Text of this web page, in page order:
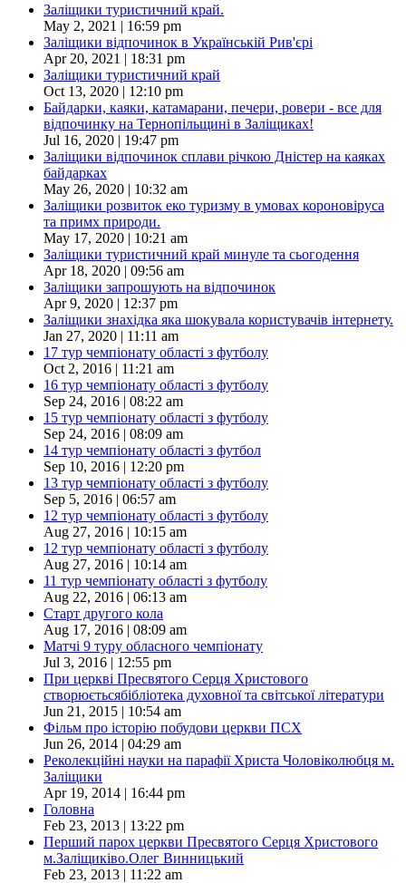
Заліщики туристичний край.
May 2, 2021 | 16:59 pm
Заліщики відпочинок в Українській Рив'єрі
Apr 20, 2021 | 18:31 pm
Заліщики туристичний край
Oct 13, 2020 | 12:10 pm
Байдарки, каяки, катамарани, печери, ровери - все для
відпочинку на Тернопільщині в Заліщиках!
Jul 16, 2020 | 19:47 pm
Заліщики відпочинок сплави річкою Дністер на каяках
байдарках
May 26, 2020 | 10:32 am
Заліщики розвиток еко туризму в умовах короновіруса
та примх природи.
May 17, 2020 | 10:21 am
Заліщики туристичний край минуле та сьогодення
Apr 18, 2020 | 09:56 am
Заліщики запрошують на відпочинок
Apr 9, 2020 | 12:37 pm
Заліщики знахідка яка шокувала користувачів інтернету.
Jan 27, 2020 | 11:11 am
17 тур чемпіонату області з футболу
Oct 2, 2016 | 11:21 am
16 тур чемпіонату області з футболу
Sep 24, 2016 | 08:22 am
15 тур чемпіонату області з футболу
Sep 24, 2016 | 08:09 am
14 тур чемпіонату області з футбол
Sep 10, 2016 | 12:20 pm
13 тур чемпіонату області з футболу
Sep 5, 2016 | 06:57 am
12 тур чемпіонату області з футболу
Aug 27, 2016 | 10:15 am
12 тур чемпіонату області з футболу
Aug 27, 2016 | 10:14 am
11 тур чемпіонату області з футболу
Aug 22, 2016 | 06:13 am
Старт другого кола
Aug 17, 2016 | 08:09 am
Матчі 9 туру обласного чемпіонату
Jul 3, 2016 | 12:55 pm
При церкві Пресвятого Серця Христового
створюєтьсябібліотека духовної та світської літератури
Jun 21, 2015 | 10:54 am
Фільм про історію побудови церкви ПСХ
Jun 26, 2014 | 04:29 am
Реколекційні науки на парафії Христа Чоловіколюбця м.
Заліщики
Apr 19, 2014 | 16:44 pm
Головна
Feb 23, 2013 | 13:22 pm
Перший парох церкви Пресвятого Серця Христового
м.Заліщиківо.Олег Винницький
Feb 23, 2013 | 11:22 am